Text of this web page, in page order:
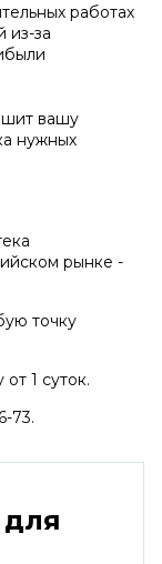
работах
из-за
вашу
нужных
рынке -
точку
1 суток.
73.
для